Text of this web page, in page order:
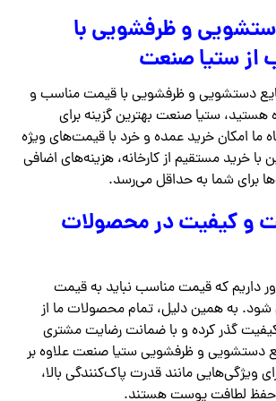
و ظرفشویی با
از ستیا صنعت
دستشویی و ظرفشویی با قیمت مناسب و
ستیا صنعت بهترین گزینه برای
امکان خرید عمده و خرد با قیمت‌های ویژه
خرید مستقیم از کارخانه، هزینه‌های اضافی
برای شما به حداقل می‌رسد.
و کیفیت در محصولات
داریم که قیمت مناسب نباید به قیمت
به همین دلیل، تمام محصولات ما از
گذر کرده و با ضمانت رضایت مشتری
دستشویی و ظرفشویی ستیا صنعت علاوه بر
ویژگی‌هایی مانند قدرت پاک‌کنندگی بالا،
حفظ لطافت پوست هستند.